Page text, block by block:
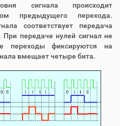
сигнала происходит
предыдущего перехода.
соответствует передача
При передаче нулей сигнал не
переходы фиксируются на
вмещает четыре бита.